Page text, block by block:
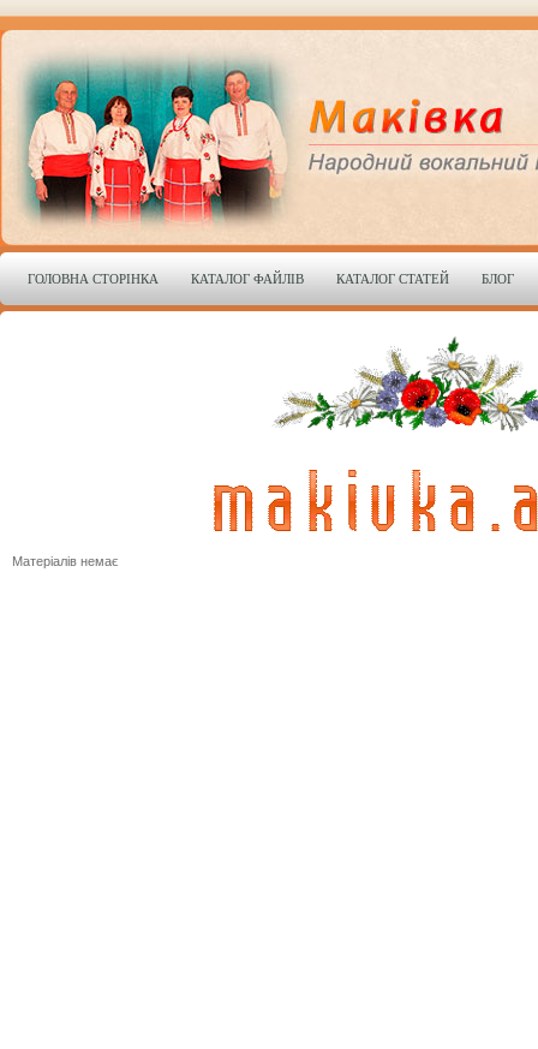
ГОЛОВНА СТОРІНКА КАТАЛОГ ФАЙЛІВ КАТАЛОГ СТАТЕЙ БЛОГ
Матеріалів немає